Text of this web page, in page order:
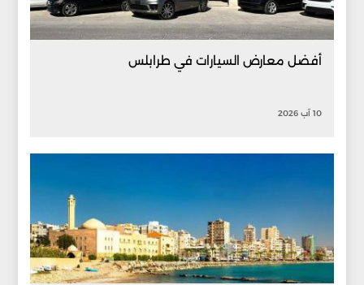
أفضل معارض السيارات في طرابلس
10 آب 2026